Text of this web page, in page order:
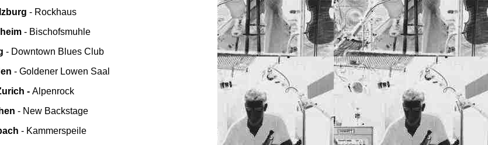
- Rockhaus
- Bischofsmuhle
- Downtown Blues Club
- Goldener Lowen Saal
- Alpenrock
- New Backstage
- Kammerspeile